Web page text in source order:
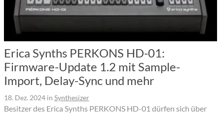
Erica Synths PERKONS HD-01:
Firmware-Update 1.2 mit Sample-
Import, Delay-Sync und mehr
18. Dez. 2024 in Synthesizer
Besitzer des Erica Synths PERKONS HD-01 dürfen sich über